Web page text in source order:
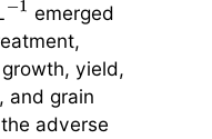
−1 emerged
yield,
and grain
adverse